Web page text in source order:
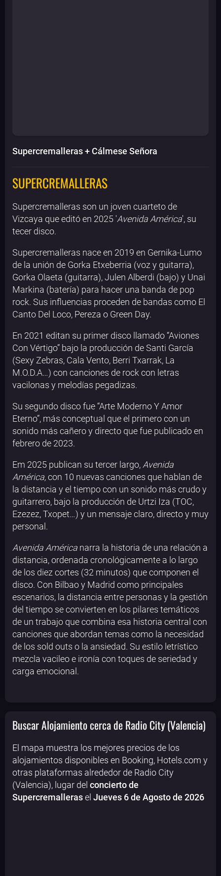
Supercremalleras + Cálmese Señora
SUPERCREMALLERAS
Supercremalleras son un joven cuarteto de
Vizcaya que editó en 2025 'Avenida América', su
tecer disco.
Supercremalleras nace en 2019 en Gernika-Lumo
de la unión de Gorka Etxeberria (voz y guitarra),
Gorka Olaeta (guitarra), Julen Alberdi (bajo) y Unai
Markina (batería) para hacer una banda de pop
rock. Sus influencias proceden de bandas como El
Canto Del Loco, Pereza o Green Day.
En 2021 editan su primer disco llamado “Aviones
Con Vértigo” bajo la producción de Santi García
(Sexy Zebras, Cala Vento, Berri Txarrak, La
M.O.D.A…) con canciones de rock con letras
vacilonas y melodías pegadizas.
Su segundo disco fue “Arte Moderno Y Amor
Eterno”, más conceptual que el primero con un
sonido más cañero y directo que fue publicado en
febrero de 2023.
Em 2025 publican su tercer largo, Avenida
América,con 10 nuevas canciones que hablan de
la distancia y el tiempo con un sonido más crudo y
guitarrero, bajo la producción de Urtzi Iza (TOC,
Ezezez, Txopet…) y un mensaje claro, directo y muy
personal.
Avenida América narra la historia de una relación a
distancia, ordenada cronológicamente a lo largo
de los diez cortes (32 minutos) que componen el
disco. Con Bilbao y Madrid como principales
escenarios, la distancia entre personas y la gestión
del tiempo se convierten en los pilares temáticos
de un trabajo que combina esa historia central con
canciones que abordan temas como la necesidad
de los sold outs o la ansiedad. Su estilo letrístico
mezcla vacileo e ironía con toques de seriedad y
carga emocional.
Buscar Alojamiento cerca de Radio City (Valencia)
El mapa muestra los mejores precios de los
alojamientos disponibles en Booking, Hotels.com y
otras plataformas alrededor de Radio City
(Valencia), lugar del concierto de
Supercremallerasel Jueves 6 de Agosto de 2026